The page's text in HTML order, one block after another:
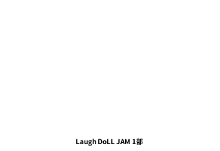
Laugh DoLL JAM 1部